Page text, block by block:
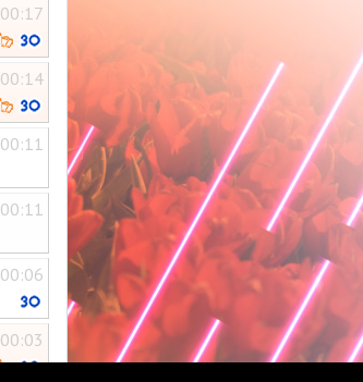
00:17
00:14
00:11
00:11
00:06
00:03